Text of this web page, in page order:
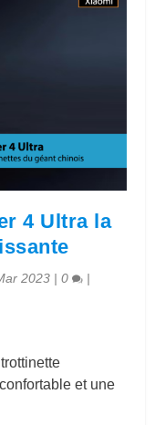
4 Ultra la
2023 |0 |
et une